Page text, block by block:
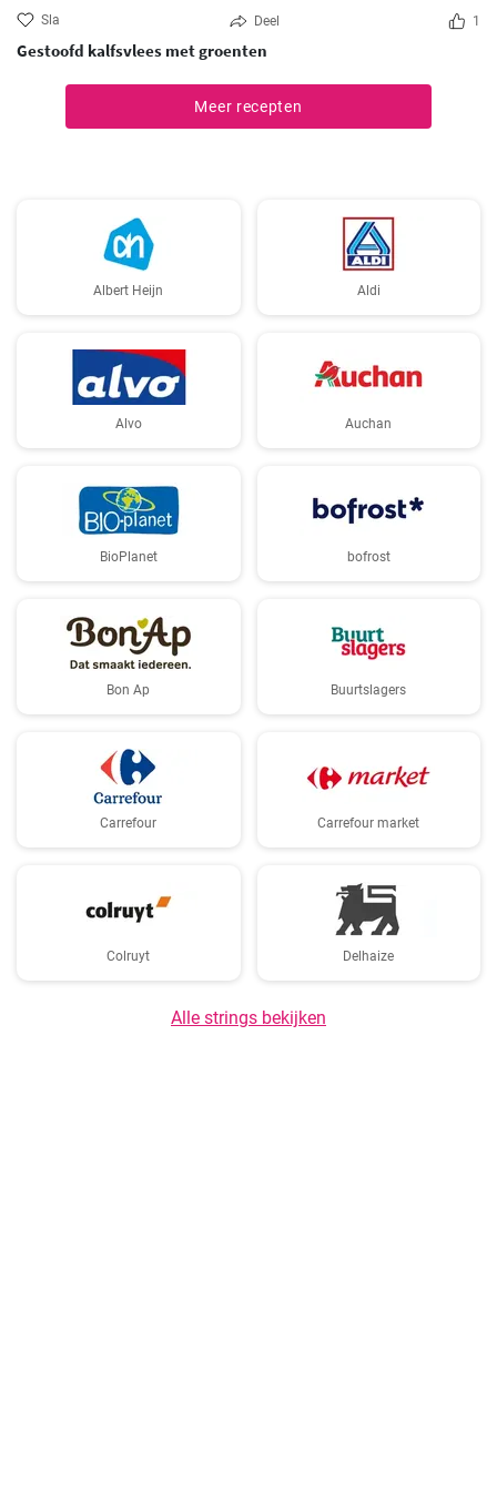
Sla Deel 1
Gestoofd kalfsvlees met groenten
Meer recepten
Albert Heijn Aldi
Alvo Auchan
BioPlanet bofrost
Bon Ap Buurtslagers
Carrefour Carrefour market
Colruyt Delhaize
Alle strings bekijken